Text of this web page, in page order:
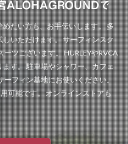
ALOHAGROUNDで
たい方も、お手伝いします。 多
いただけます。 サーフィンスク
ツございます。 HURLEYやRVCA
す。 駐車場やシャワー、カフェ
ーフィン基地にお使いください。
可能です。 オンラインストアも